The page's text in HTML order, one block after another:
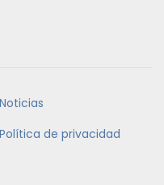
Noticias
Política de privacidad